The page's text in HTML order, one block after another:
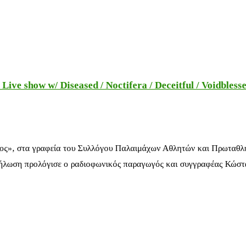
show w/ Diseased / Noctifera / Deceitful /
στα γραφεία του Συλλόγου Παλαιμάχων Αθλητών και
προλόγισε ο ραδιοφωνικός παραγωγός και συγγραφέας